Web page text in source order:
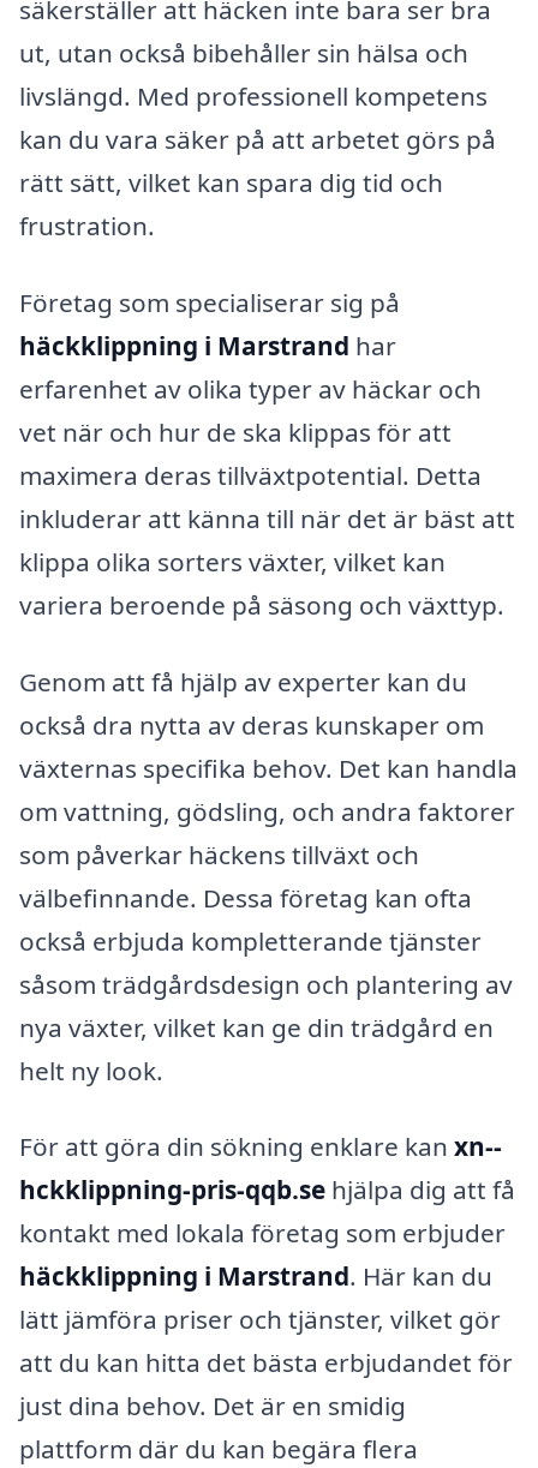
säkerställer att häcken inte bara ser bra
ut, utan också bibehåller sin hälsa och
livslängd. Med professionell kompetens
kan du vara säker på att arbetet görs på
rätt sätt, vilket kan spara dig tid och
frustration.
Företag som specialiserar sig på
häckklippning i Marstrand har
erfarenhet av olika typer av häckar och
vet när och hur de ska klippas för att
maximera deras tillväxtpotential. Detta
inkluderar att känna till när det är bäst att
klippa olika sorters växter, vilket kan
variera beroende på säsong och växttyp.
Genom att få hjälp av experter kan du
också dra nytta av deras kunskaper om
växternas specifika behov. Det kan handla
om vattning, gödsling, och andra faktorer
som påverkar häckens tillväxt och
välbefinnande. Dessa företag kan ofta
också erbjuda kompletterande tjänster
såsom trädgårdsdesign och plantering av
nya växter, vilket kan ge din trädgård en
helt ny look.
För att göra din sökning enklare kan xn--
hckklippning-pris-qqb.se hjälpa dig att få
kontakt med lokala företag som erbjuder
häckklippning i Marstrand. Här kan du
lätt jämföra priser och tjänster, vilket gör
att du kan hitta det bästa erbjudandet för
just dina behov. Det är en smidig
plattform där du kan begära flera